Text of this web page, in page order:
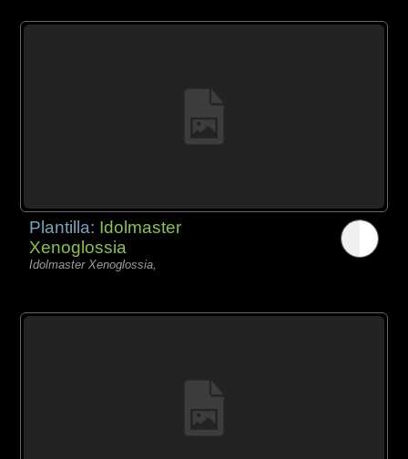
Plantilla: Idolmaster
Xenoglossia
Idolmaster Xenoglossia,